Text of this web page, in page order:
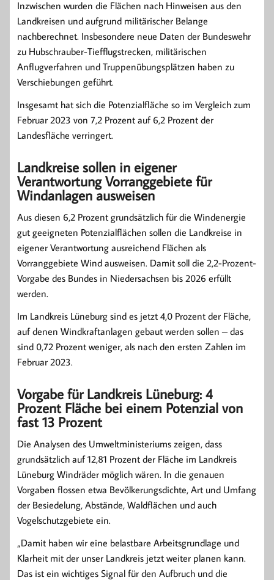
Inzwischen wurden die Flächen nach Hinweisen aus den
Landkreisen und aufgrund militärischer Belange
nachberechnet. Insbesondere neue Daten der Bundeswehr
zu Hubschrauber-Tiefflugstrecken, militärischen
Anflugverfahren und Truppenübungsplätzen haben zu
Verschiebungen geführt.
Insgesamt hat sich die Potenzialfläche so im Vergleich zum
Februar 2023 von 7,2 Prozent auf 6,2 Prozent der
Landesfläche verringert.
Landkreise sollen in eigener
Verantwortung Vorranggebiete für
Windanlagen ausweisen
Aus diesen 6,2 Prozent grundsätzlich für die Windenergie
gut geeigneten Potenzialflächen sollen die Landkreise in
eigener Verantwortung ausreichend Flächen als
Vorranggebiete Wind ausweisen. Damit soll die 2,2-Prozent-
Vorgabe des Bundes in Niedersachsen bis 2026 erfüllt
werden.
Im Landkreis Lüneburg sind es jetzt 4,0 Prozent der Fläche,
auf denen Windkraftanlagen gebaut werden sollen – das
sind 0,72 Prozent weniger, als nach den ersten Zahlen im
Februar 2023.
Vorgabe für Landkreis Lüneburg: 4
Prozent Fläche bei einem Potenzial von
fast 13 Prozent
Die Analysen des Umweltministeriums zeigen, dass
grundsätzlich auf 12,81 Prozent der Fläche im Landkreis
Lüneburg Windräder möglich wären. In die genauen
Vorgaben flossen etwa Bevölkerungsdichte, Art und Umfang
der Besiedelung, Abstände, Waldflächen und auch
Vogelschutzgebiete ein.
„Damit haben wir eine belastbare Arbeitsgrundlage und
Klarheit mit der unser Landkreis jetzt weiter planen kann.
Das ist ein wichtiges Signal für den Aufbruch und die